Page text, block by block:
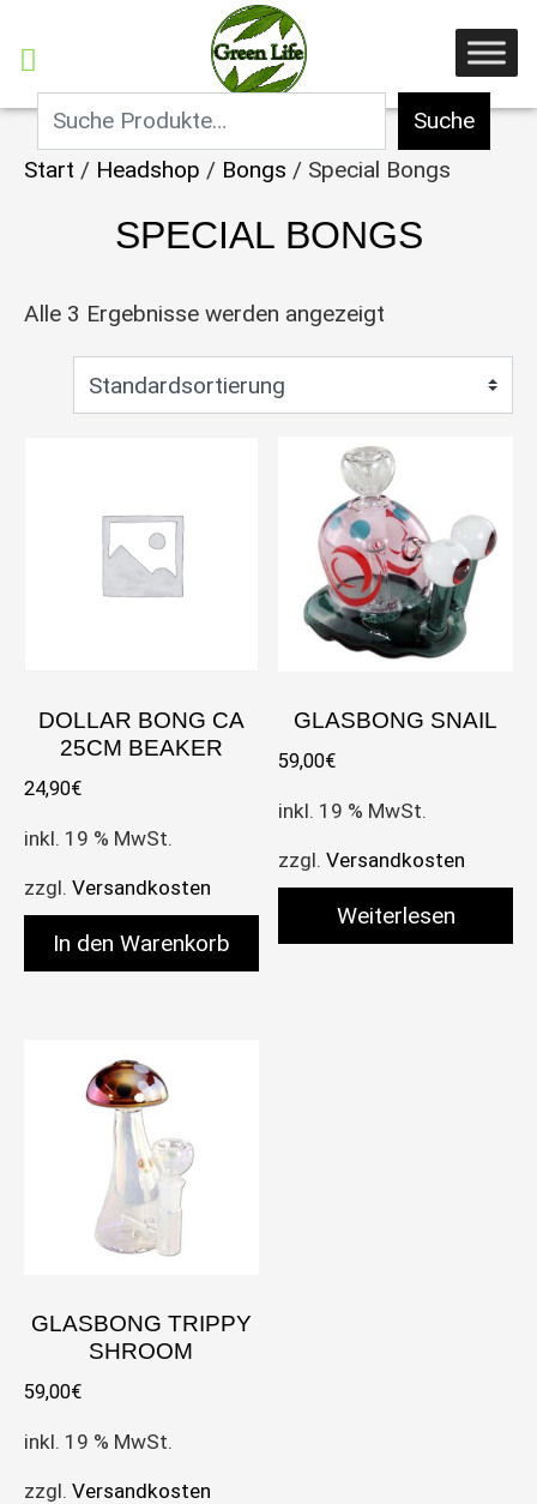
Suche
Start / Headshop / Bongs / Special Bongs
SPECIAL BONGS
Alle 3 Ergebnisse werden angezeigt
DOLLAR BONG CA
25CM BEAKER
24,90€
inkl. 19 % MwSt.
zzgl. Versandkosten
In den Warenkorb
GLASBONG SNAIL
59,00€
inkl. 19 % MwSt.
zzgl.Versandkosten
Weiterlesen
GLASBONG TRIPPY
SHROOM
59,00€
inkl. 19 % MwSt.
zzgl. Versandkosten